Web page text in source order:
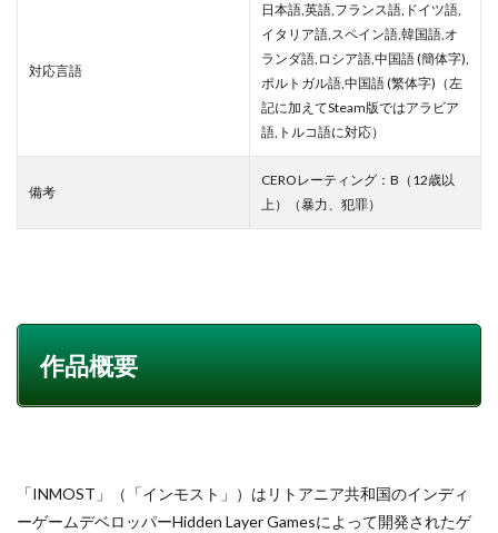
対応言語
日本語,英語,フランス語,ドイツ語,
イタリア語,スペイン語,韓国語,オ
ランダ語,ロシア語,中国語 (簡体字),
ポルトガル語,中国語 (繁体字)（左
記に加えてSteam版ではアラビア
語,トルコ語に対応）
備考
CEROレーティング：B（12歳以
上）（暴力、犯罪）
作品概要
「INMOST」（「インモスト」）はリトアニア共和国のインディ
ーゲームデベロッパーHidden Layer Gamesによって開発されたゲ